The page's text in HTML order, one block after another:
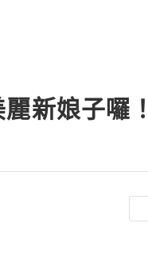
新娘子囉！